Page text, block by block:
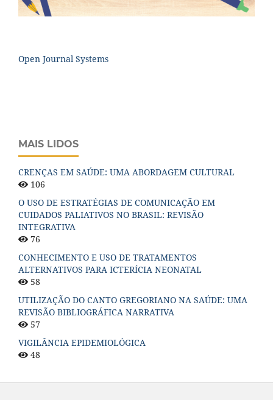
Open Journal Systems
MAIS LIDOS
CRENÇAS EM SAÚDE: UMA ABORDAGEM CULTURAL
106
O USO DE ESTRATÉGIAS DE COMUNICAÇÃO EM
CUIDADOS PALIATIVOS NO BRASIL: REVISÃO
INTEGRATIVA
76
CONHECIMENTO E USO DE TRATAMENTOS
ALTERNATIVOS PARA ICTERÍCIA NEONATAL
58
UTILIZAÇÃO DO CANTO GREGORIANO NA SAÚDE: UMA
REVISÃO BIBLIOGRÁFICA NARRATIVA
57
VIGILÂNCIA EPIDEMIOLÓGICA
48